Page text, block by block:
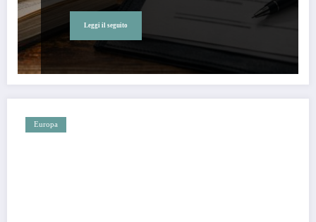
Leggi il seguito
Europa